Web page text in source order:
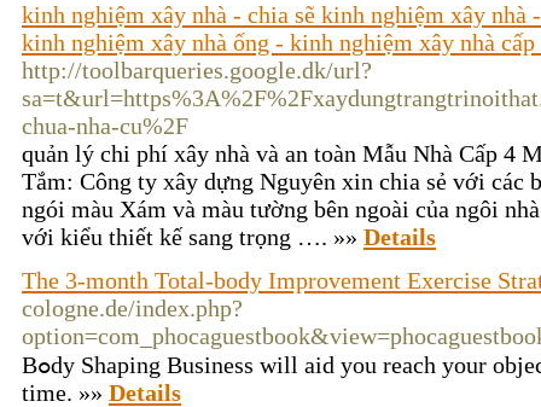
kinh nghiệm xây nhà - chia sẽ kinh nghiệm xây
kinh nghiệm xây nhà ống - kinh nghiệm xây nhà cấp
http://toolbarqueries.google.dk/url?
chua-nha-cu%2F
quản lý chi phí xây nhà và an toàn Mẫu Nhà Cấp 4
Tắm: Công ty xây dựng Nguyên xin chia sẻ với các
ngói màu Xám và màu tường bên ngoài của ngôi
với kiểu thiết kế sang trọng …. »» Details
The 3-month Total-body Improvement Exercise
cologne.de/index.php?
Bߋdy Shaping Business will aid you reach your objectives in a brief quantity of
time. »» Details